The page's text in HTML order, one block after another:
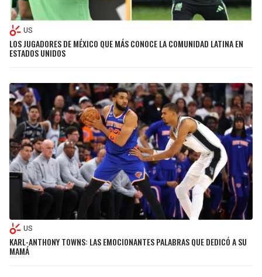
US
LOS JUGADORES DE MÉXICO QUE MÁS CONOCE LA COMUNIDAD LATINA EN
ESTADOS UNIDOS
US
KARL-ANTHONY TOWNS: LAS EMOCIONANTES PALABRAS QUE DEDICÓ A SU
MAMÁ